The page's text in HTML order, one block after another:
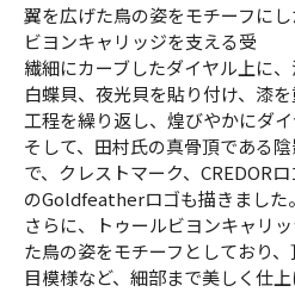
翼を広げた鳥の姿をモチーフに
ビヨンキャリッジを支える受
繊細にカーブしたダイヤル上に、
白蝶貝、夜光貝を貼り付け、漆
工程を繰り返し、煌びやかにダイ
そして、田村氏の真骨頂である
で、クレストマーク、CREDOR
のGoldfeatherロゴも描きました。
さらに、トゥールビヨンキャリ
た鳥の姿をモチーフとしており
目模様など、細部まで美しく仕上